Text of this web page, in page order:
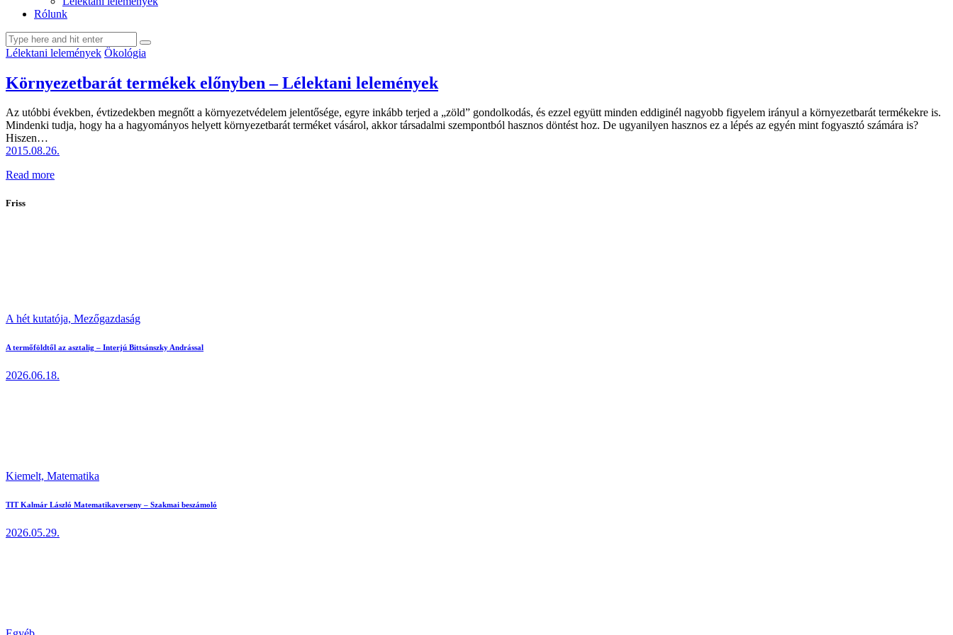
Rólunk
facebook-
youtube-
email
Lélektani lelemények Ökológia
Környezetbarát termékek előnyben – Lélektani lelemények
Az utóbbi években, évtizedekben megnőtt a környezetvédelem jelentősége, egyre inkább terjed a „zöld” gondolkodás, és ezzel együtt minden eddiginél nagyobb figyelem irányul a környezetbarát termékekre is.
Mindenki tudja, hogy ha a hagyományos helyett környezetbarát terméket vásárol, akkor társadalmi szempontból hasznos döntést hoz. De ugyanilyen hasznos ez a lépés az egyén mint fogyasztó számára is?
Hiszen…
2015.08.26.
Read more
Friss
A hét kutatója, Mezőgazdaság
A termőföldtől az asztalig – Interjú Bittsánszky Andrással
2026.06.18.
Kiemelt, Matematika
TIT Kalmár László Matematikaverseny – Szakmai beszámoló
2026.05.29.